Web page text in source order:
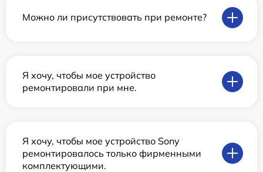
Можно ли присутствовать при ремонте?
Я хочу, чтобы мое устройство
ремонтировали при мне.
Я хочу, чтобы мое устройство Sony
ремонтировалось только фирменными
комплектующими.